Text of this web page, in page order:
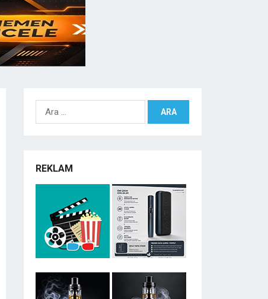
Arama:
REKLAM